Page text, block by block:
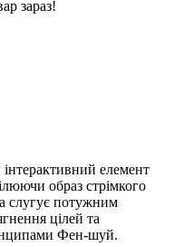
зараз!
елемент
образ стрімкого
слугує потужним
цілей та
Фен-шуй.